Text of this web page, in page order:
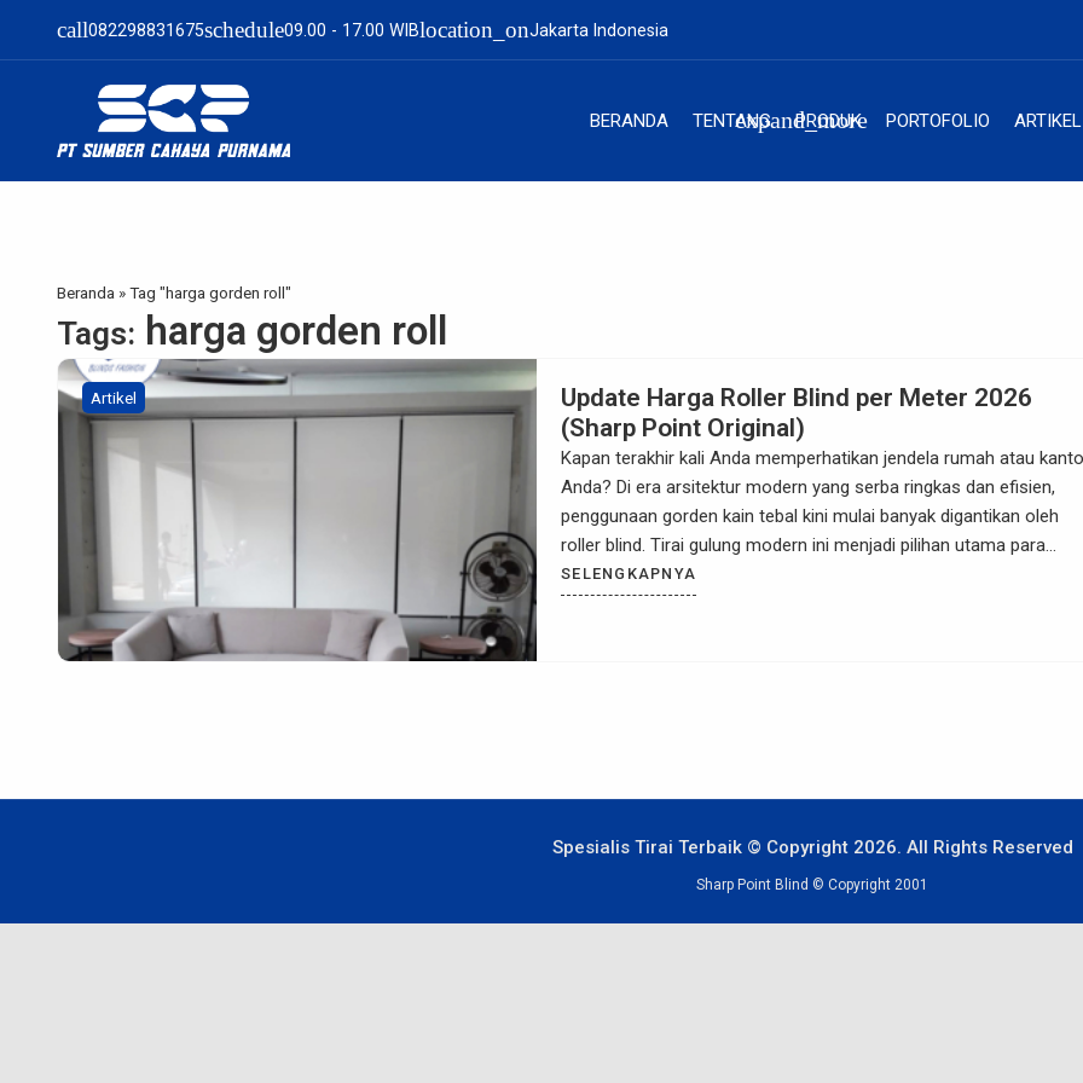
call082298831675schedule09.00 - 17.00 WIBlocation_onJakarta Indonesia
BERANDA TENTANG PRODUK
expand_more PORTOFOLIO ARTIKEL
Beranda »Tag "harga gorden roll"
Tags: harga gorden roll
Artikel
Update Harga Roller Blind per Meter 2026
(Sharp Point Original)
Kapan terakhir kali Anda memperhatikan jendela rumah atau
Anda? Di era arsitektur modern yang serba ringkas dan efisien,
penggunaan gorden kain tebal kini mulai banyak digantikan oleh
roller blind. Tirai gulung modern ini menjadi pilihan utama para
desainer interior karena potongannya yang minimalis, hemat
tidak menjadi sarang debu, serta sangat mudah dioperasikan.
SELENGKAPNYA
Spesialis Tirai Terbaik © Copyright 2026. All Rights Reserved
Sharp Point Blind © Copyright 2001